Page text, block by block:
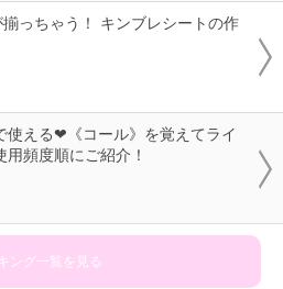
っちゃう！ キンブレシートの作
使える❤《コール》を覚えてライ
用頻度順にご紹介！
ング一覧を見る